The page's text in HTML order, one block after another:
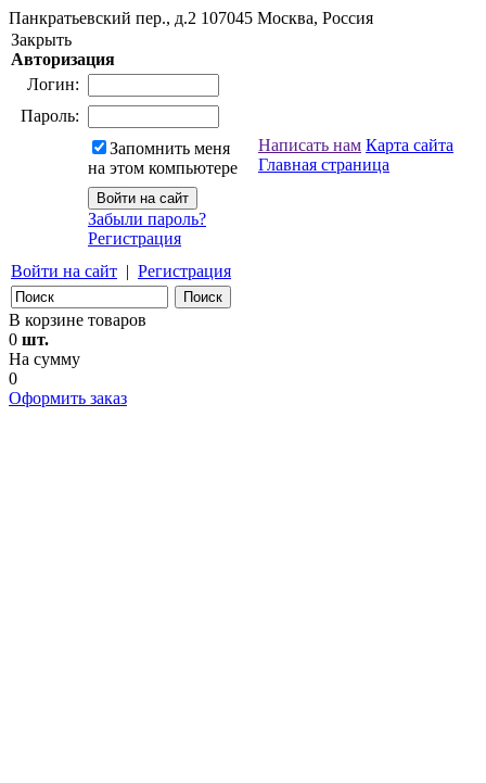
Панкратьевский пер., д.2 107045 Москва, Россия
Закрыть
Авторизация
Логин:
Пароль:
Запомнить меня
на этом компьютере
Забыли пароль?
Регистрация
Войти на сайт | Регистрация
Написать нам Карта сайта
Главная страница
В корзине товаров
0 шт.
На сумму
0
Оформить заказ